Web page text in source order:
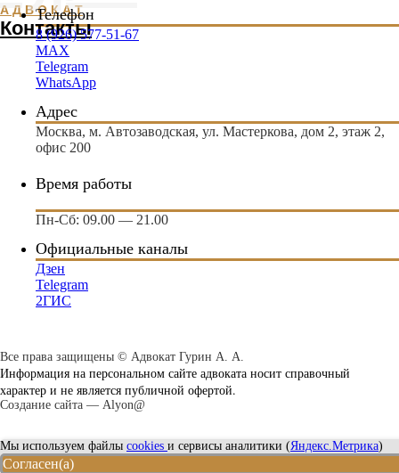
А Д В О К А Т
Контакты
Телефон
8 (926) 577-51-67
MAX
Telegram
WhatsApp
Адрес
Москва, м. Автозаводская, ул. Мастеркова, дом 2, этаж 2,
офис 200
Время работы
Пн-Сб: 09.00 — 21.00
Официальные каналы
Дзен
Telegram
2ГИС
Все права защищены © Адвокат Гурин А. А.
Информация на персональном сайте адвоката носит справочный
характер и не является публичной офертой.
Создание сайта — Alyon@
Мы используем файлы cookies и сервисы аналитики (Яндекс.Метрика)
Согласен(а)